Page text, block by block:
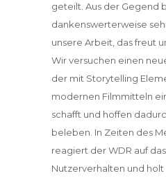
geteilt. Aus der Gegend
dankenswerterweise
unsere Arbeit, das freut
Wir versuchen einen
der mit Storytelling
modernen Filmmitteln
schafft und hoffen
beleben. In Zeiten des
reagiert der WDR auf
Nutzerverhalten und holt